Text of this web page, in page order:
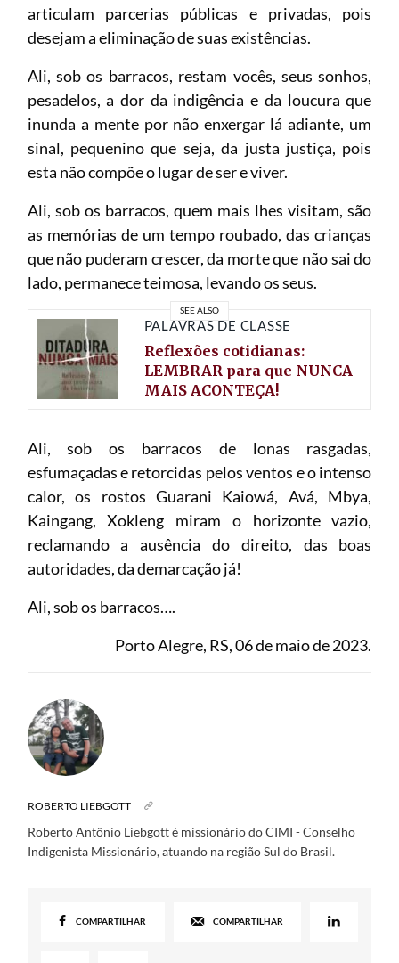
articulam parcerias públicas e privadas, pois
desejam a eliminação de suas existências.
Ali, sob os barracos, restam vocês, seus sonhos,
pesadelos, a dor da indigência e da loucura que
inunda a mente por não enxergar lá adiante, um
sinal, pequenino que seja, da justa justiça, pois
esta não compõe o lugar de ser e viver.
Ali, sob os barracos, quem mais lhes visitam, são
as memórias de um tempo roubado, das crianças
que não puderam crescer, da morte que não sai do
lado, permanece teimosa, levando os seus.
SEE ALSO
PALAVRAS DE CLASSE
Reflexões cotidianas:
LEMBRAR para que NUNCA
MAIS ACONTEÇA!
Ali, sob os barracos de lonas rasgadas,
esfumaçadas e retorcidas pelos ventos e o intenso
calor, os rostos Guarani Kaiowá, Avá, Mbya,
Kaingang, Xokleng miram o horizonte vazio,
reclamando a ausência do direito, das boas
autoridades, da demarcação já!
Ali, sob os barracos….
Porto Alegre, RS, 06 de maio de 2023.
ROBERTO LIEBGOTT
Roberto Antônio Liebgott é missionário do CIMI - Conselho
Indigenista Missionário, atuando na região Sul do Brasil.
COMPARTILHAR COMPARTILHAR